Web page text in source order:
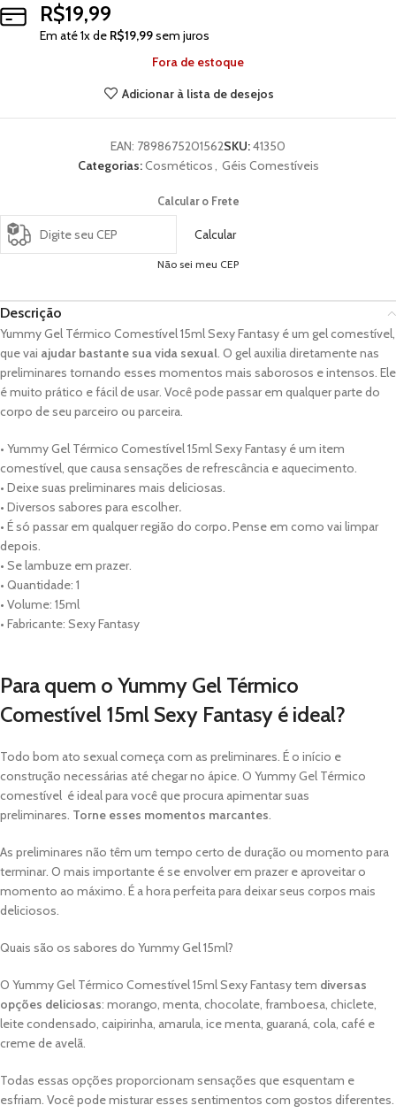
R$19,99
Em até1x de R$19,99sem juros
Fora de estoque
Adicionar à lista de desejos
EAN: 7898675201562SKU:41350
Categorias:Cosméticos, Géis Comestíveis
Calcular o Frete
Calcular
Não sei meu CEP
Descrição
Yummy Gel Térmico Comestível 15ml Sexy Fantasy é um gel comestível,
que vai ajudar bastante sua vida sexual . O gel auxilia diretamente nas
preliminares tornando esses momentos mais saborosos e intensos. Ele
é muito prático e fácil de usar. Você pode passar em qualquer parte do
corpo de seu parceiro ou parceira.
• Yummy Gel Térmico Comestível 15ml Sexy Fantasy é um item
comestível, que causa sensações de refrescância e aquecimento.
• Deixe suas preliminares mais deliciosas.
• Diversos sabores para escolher.
• É só passar em qualquer região do corpo.Pense em como vai limpar
depois.
• Se lambuze em prazer.
• Quantidade: 1
• Volume: 15ml
• Fabricante: Sexy Fantasy
Para quem o Yummy Gel Térmico
Comestível 15ml Sexy Fantasy é ideal?
Todo bom ato sexual começa com as preliminares. É o início e
construção necessárias até chegar no ápice. O Yummy Gel Térmico
comestível é ideal para você que procura apimentar suas
preliminares. Torne esses momentos marcantes
As preliminares não têm um tempo certo de duração ou momento para
terminar. O mais importante é se envolver em prazer e aproveitar o
momento ao máximo. É a hora perfeita para deixar seus corpos mais
deliciosos.
Quais são os sabores do Yummy Gel 15ml?
O Yummy Gel Térmico Comestível 15ml Sexy Fantasy tem diversas
opções deliciosas: morango, menta, chocolate, framboesa, chiclete,
leite condensado, caipirinha, amarula, ice menta, guaraná, cola, café e
creme de avelã.
Todas essas opções proporcionam sensações que esquentam e
esfriam. Você pode misturar esses sentimentos com gostos diferentes.